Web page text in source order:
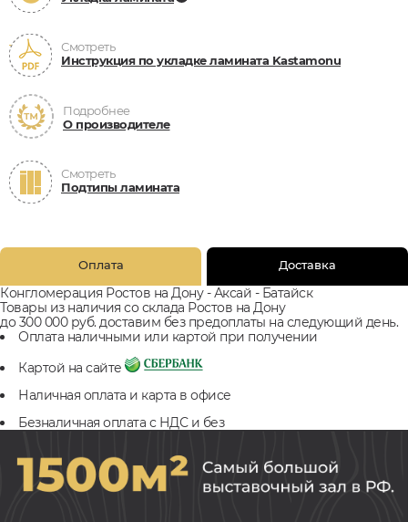
Смотреть
Инструкция по укладке ламината Kastamonu
Подробнее
О производителе
Смотреть
Подтипы ламината
Оплата Доставка
Конгломерация Ростов на Дону - Аксай - Батайск
Товары из наличия со склада Ростов на Дону
до 300 000 руб. доставим без предоплаты на следующий день.
Оплата наличными или картой при получении
Картой на сайте
Наличная оплата и карта в офисе
Безналичная оплата с НДС и без